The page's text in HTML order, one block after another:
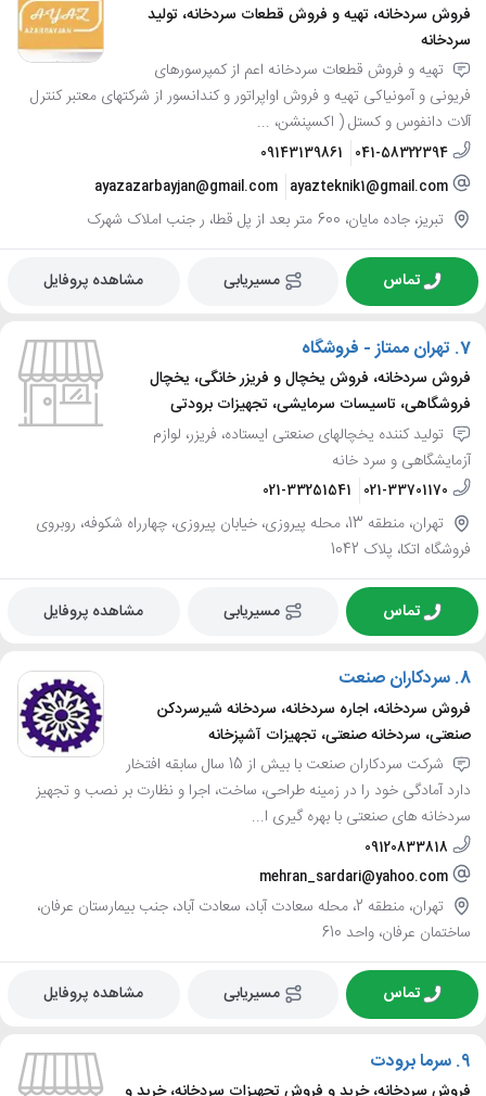
فروش سردخانه، تهیه و فروش قطعات سردخانه، تولید
سردخانه
تهیه و فروش قطعات سردخانه اعم از کمپرسورهای
فریونی و آمونیاکی تهیه و فروش اواپراتور و کندانسور از شرکتهای معتبر کنترل
آلات دانفوس و کستل ( اکسپنشن، ...
041-58322394
09143139861
ayazteknik1@gmail.com
ayazazarbayjan@gmail.com
تبریز، جاده مایان، 600 متر بعد از پل قطا، ر جنب املاک شهرک
تماس مسیریابی مشاهده پروفایل
7. تهران ممتاز - فروشگاه
فروش سردخانه، فروش یخچال و فریزر خانگی، یخچال
فروشگاهی، تاسیسات سرمایشی، تجهیزات برودتی
تولید کننده یخچالهای صنعتی ایستاده، فریزر، لوازم
آزمایشگاهی و سرد خانه
021-33701170
021-33251541
تهران، منطقه 13، محله پیروزی، خیابان پیروزی، چهارراه شکوفه، روبروی
فروشگاه اتکا، پلاک 1042
تماس مسیریابی مشاهده پروفایل
8. سردکاران صنعت
فروش سردخانه، اجاره سردخانه، سردخانه شیرسردکن
صنعتی، سردخانه صنعتی، تجهیزات آشپزخانه
شرکت سردکاران صنعت با بیش از 15 سال سابقه افتخار
دارد آمادگی خود را در زمینه طراحی، ساخت، اجرا و نظارت بر نصب و تجهیز
سردخانه های صنعتی با بهره گیری ا...
09120833818
mehran_sardari@yahoo.com
تهران، منطقه 2، محله سعادت آباد، سعادت آباد، جنب بیمارستان عرفان،
ساختمان عرفان، واحد 610
تماس مسیریابی مشاهده پروفایل
9. سرما برودت